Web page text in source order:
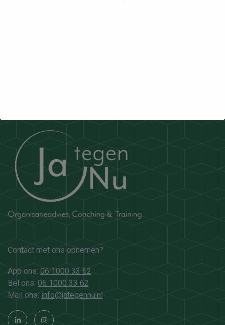
Contact met ons opnemen?
App ons: 06 1000 33 62
Bel ons: 06 1000 33 62
Mail ons: info@jategennu.nl